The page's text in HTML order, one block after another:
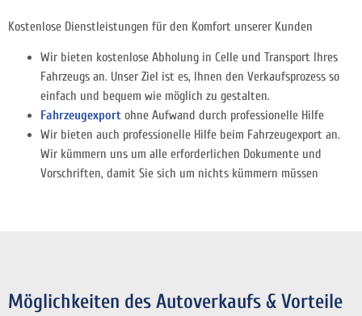
Kostenlose Dienstleistungen für den Komfort unserer Kunden
Wir bieten kostenlose Abholung in Celle und Transport Ihres
Fahrzeugs an. Unser Ziel ist es, Ihnen den Verkaufsprozess so
einfach und bequem wie möglich zu gestalten.
Fahrzeugexport ohne Aufwand durch professionelle Hilfe
Wir bieten auch professionelle Hilfe beim Fahrzeugexport an.
Wir kümmern uns um alle erforderlichen Dokumente und
Vorschriften, damit Sie sich um nichts kümmern müssen
Möglichkeiten des Autoverkaufs & Vorteile